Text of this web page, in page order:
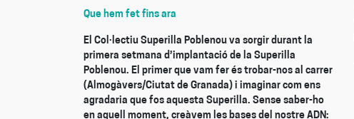
Que hem fet fins ara
El Col·lectiu Superilla Poblenou va sorgir durant la
primera setmana d’implantació de la Superilla
Poblenou. El primer que vam fer és trobar-nos al carrer
(Almogàvers/Ciutat de Granada) i imaginar com ens
agradaria que fos aquesta Superilla. Sense saber-ho
en aquell moment, creàvem les bases del nostre ADN: